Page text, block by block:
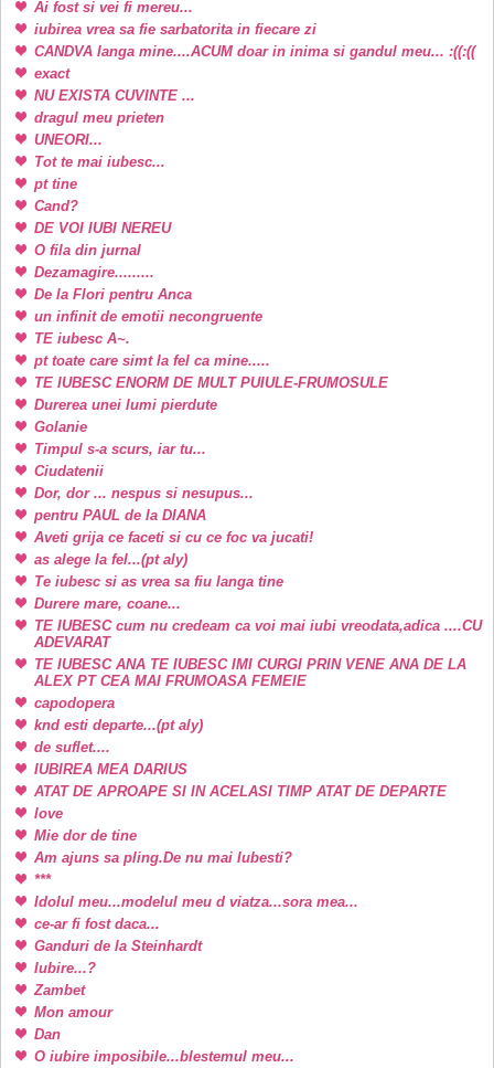
Ai fost si vei fi mereu...
iubirea vrea sa fie sarbatorita in fiecare zi
CANDVA langa mine....ACUM doar in inima si gandul meu... :((:((
exact
NU EXISTA CUVINTE ...
dragul meu prieten
UNEORI...
Tot te mai iubesc...
pt tine
Cand?
DE VOI IUBI NEREU
O fila din jurnal
Dezamagire.........
De la Flori pentru Anca
un infinit de emotii necongruente
TE iubesc A~.
pt toate care simt la fel ca mine.....
TE IUBESC ENORM DE MULT PUIULE-FRUMOSULE
Durerea unei lumi pierdute
Golanie
Timpul s-a scurs, iar tu...
Ciudatenii
Dor, dor ... nespus si nesupus...
pentru PAUL de la DIANA
Aveti grija ce faceti si cu ce foc va jucati!
as alege la fel...(pt aly)
Te iubesc si as vrea sa fiu langa tine
Durere mare, coane...
TE IUBESC cum nu credeam ca voi mai iubi vreodata,adica ....CU
ADEVARAT
TE IUBESC ANA TE IUBESC IMI CURGI PRIN VENE ANA DE LA
ALEX PT CEA MAI FRUMOASA FEMEIE
capodopera
knd esti departe...(pt aly)
de suflet....
IUBIREA MEA DARIUS
ATAT DE APROAPE SI IN ACELASI TIMP ATAT DE DEPARTE
love
Mie dor de tine
Am ajuns sa pling.De nu mai Iubesti?
***
Idolul meu...modelul meu d viatza...sora mea...
ce-ar fi fost daca...
Ganduri de la Steinhardt
Iubire...?
Zambet
Mon amour
Dan
O iubire imposibile...blestemul meu...